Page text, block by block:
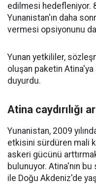
edilmesi hedefleniyor.
Yunanistan'ın daha
vermesi opsiyonunu
Yunan yetkililer,
oluşan paketin Atina'ya
duyurdu.
Atina caydırılığı
Yunanistan, 2009
etkisini sürdüren mali
askeri gücünü
bulunuyor. Atina'nın bu
ile Doğu Akdeniz'de